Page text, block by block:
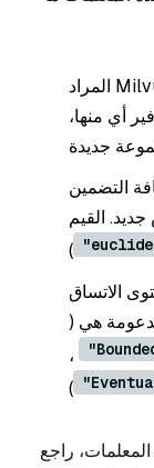
): اسم مجموعة Milvus المراد
أي منها،
جديدة
التضمين
القيم
)
الاتساق
هي (
،
)
راجع